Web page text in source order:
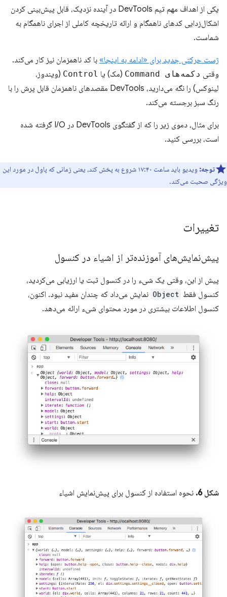
یکی از اهداف مهم تیم DevTools در آینده نزدیک، قابل پیش‌بینی کردن
اشکال‌زدایی کدهای ناهمگام و ارائه تاریخچه کاملی از اجرای ناهمگام به
شماست.
ژست حرکتی جدید برای «ادامه به اینجا» با کد ناهمزمان نیز کار می‌کند.
وقتی دکمه‌های Command (مک) یا Control (ویندوز،
لینوکس) را نگه می‌دارید، DevTools مقصدهای ناهمزمان قابل پرش را با
رنگ سبز برجسته می‌کند.
برای مثال، دموی زیر را که از گفتگوی DevTools در I/O گرفته شده
است، بررسی کنید.
توجه:
ویدیو باید ساعت ۱۷:۴۰ شروع به پخش کند، یعنی زمانی که پاول در مورد این
ویژگی صحبت می‌کند.
تغییرات
پیش‌نمایش‌های آموزنده‌تر از اشیاء در کنسول
پیش از این، وقتی یک شیء را در کنسول ثبت یا ارزیابی می‌کردید،
کنسول فقط Object نمایش می‌داد که چندان مفید نبود. اکنون،
کنسول اطلاعات بیشتری در مورد محتوای شیء ارائه می‌دهد.
شکل 6. نحوه استفاده از کنسول برای پیش‌نمایش اشیاء